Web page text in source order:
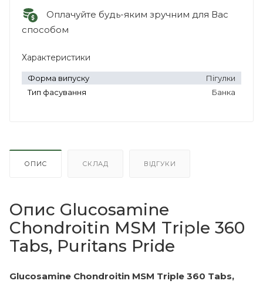
Оплачуйте будь-яким зручним для Вас
способом
Характеристики
Форма випуску
Пігулки
Тип фасування
Банка
ОПИС СКЛАД ВІДГУКИ
Опис Glucosamine
Chondroitin MSM Triple 360 ​​
Tabs, Puritans Pride
Glucosamine Chondroitin MSM Triple 360 ​​Tabs,